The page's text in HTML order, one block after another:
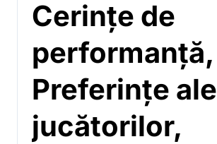
Cerințe de
performanță,
Preferințe ale
jucătorilor,